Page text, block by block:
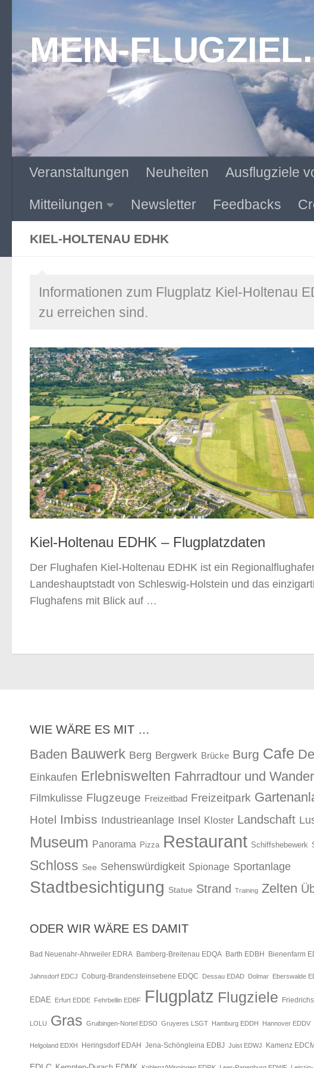
Zum Inhalt springen
MEIN-
Veranstaltungen Neuheiten Ausflugziele
Mitteilungen Newsletter Feedbacks
KIEL-HOLTENAU EDHK
Informationen zum Flugplatz Kiel-Holtenau
zu erreichen sind.
Kiel-Holtenau EDHK – Flugplatzdaten
Der Flughafen Kiel-Holtenau EDHK ist ein
Landeshauptstadt von Schleswig-Holstein und das
Flughafens mit Blick auf …
WIE WÄRE ES MIT …
Baden Bauwerk Berg Bergwerk Brücke Burg Cafe
Einkaufen Erlebniswelten Fahrradtour und
Filmkulisse Flugzeuge Freizeitbad Freizeitpark
Hotel Imbiss Industrieanlage Insel Kloster Landschaft
Museum Panorama Pizza Restaurant Schiffshebewerk
Schloss See Sehenswürdigkeit Spionage Sportanlage
Stadtbesichtigung Statue Strand Training Zelten
ODER WIR WÄRE ES DAMIT
Bad Neuenahr-Ahrweiler EDRA Bamberg-Breitenau EDQA Barth EDBH Bienenfarm
Jahnsdorf EDCJ Coburg-Brandensteinsebene EDQC Dessau EDAD Dolmar Eberswalde
EDAE Erfurt EDDE Fehrbellin EDBF Flugplatz Flugziele
LOLU Gras Gruibingen-Nortel EDSO Gruyeres LSGT Hamburg EDDH Hannover EDDV
Helgoland EDXH Heringsdorf EDAH Jena-Schöngleina EDBJ Juist EDWJ Kamenz EDCM